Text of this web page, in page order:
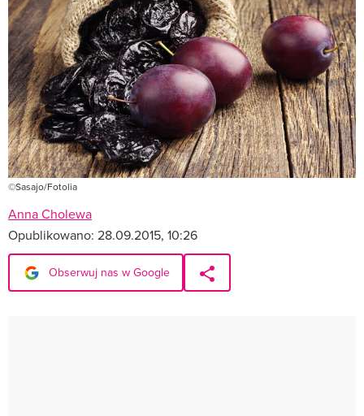
©Sasajo/Fotolia
Anna Cholewa
Opublikowano: 28.09.2015, 10:26
Obserwuj nas w Google